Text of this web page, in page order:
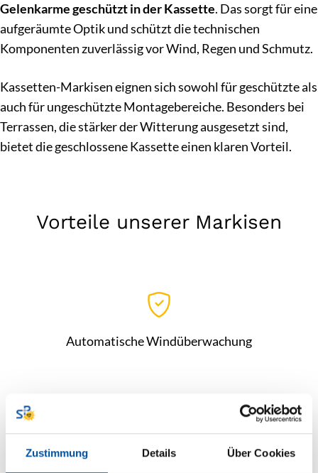
Zustimmung Details Über Cookies
Gelenkarme geschützt in der Kassette. Das sorgt für eine
aufgeräumte Optik und schützt die technischen
Komponenten zuverlässig vor Wind, Regen und Schmutz.
Kassetten-Markisen eignen sich sowohl für geschützte als
auch für ungeschützte Montagebereiche. Besonders bei
Terrassen, die stärker der Witterung ausgesetzt sind,
bietet die geschlossene Kassette einen klaren Vorteil.
Vorteile unserer Markisen
Automatische Windüberwachung
Große Farb- und Stoffauswahl